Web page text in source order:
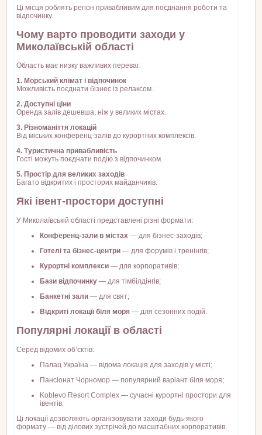
Ці місця роблять регіон привабливим для поєднання роботи та
відпочинку.
Чому варто проводити заходи у
Миколаївській області
Область має низку важливих переваг:
1. Морський клімат і відпочинок
Можливість поєднати бізнес із релаксом.
2. Доступні ціни
Оренда залів дешевша, ніж у великих містах.
3. Різноманіття локацій
Від міських конференц-залів до курортних комплексів.
4. Туристична привабливість
Гості можуть поєднати подію з відпочинком.
5. Простір для великих заходів
Багато відкритих і просторих майданчиків.
Які івент-простори доступні
У Миколаївській області представлені різні формати:
Конференц-зали в містах — для бізнес-заходів;
Готелі та бізнес-центри — для форумів і тренінгів;
Курортні комплекси — для корпоративів;
Бази відпочинку — для тімбілдінгів;
Банкетні зали — для свят;
Відкриті локації біля моря — для сезонних подій.
Популярні локації в області
Серед відомих об’єктів:
Палац Україна — відома локація для заходів у місті;
Пансіонат Чорномор — популярний варіант біля моря;
Koblevo Resort Complex — сучасні курортні простори для
івентів.
Ці локації дозволяють організовувати заходи будь-якого
формату — від ділових зустрічей до масштабних корпоративів.